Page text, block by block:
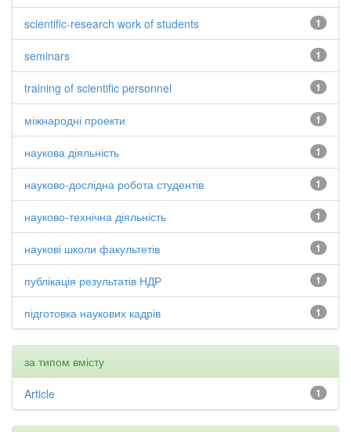
1
scientific-research work of students
1
seminars
1
training of scientific personnel
1
міжнародні проекти
1
наукова діяльність
1
науково-дослідна робота студентів
1
науково-технічна діяльність
1
наукові школи факультетів
1
публікація результатів НДР
1
підготовка наукових кадрів
за типом вмісту
1
Article